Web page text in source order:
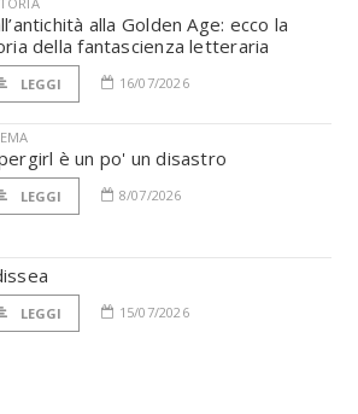
alla Golden Age: ecco la
della fantascienza letteraria
LEGGI 16/07/2026
è un po' un disastro
LEGGI 8/07/2026
LEGGI 15/07/2026